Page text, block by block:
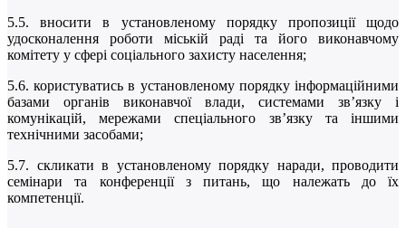
5.5. вносити в установленому порядку пропозиції щодо
удосконалення роботи міській раді та його виконавчому
комітету у сфері соціального захисту населення;
5.6. користуватись в установленому порядку інформаційними
базами органів виконавчої влади, системами зв’язку і
комунікацій, мережами спеціального зв’язку та іншими
технічними засобами;
5.7. скликати в установленому порядку наради, проводити
семінари та конференції з питань, що належать до їх
компетенції.